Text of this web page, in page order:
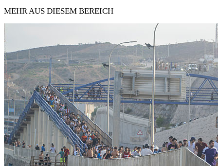
MEHR AUS DIESEM BEREICH